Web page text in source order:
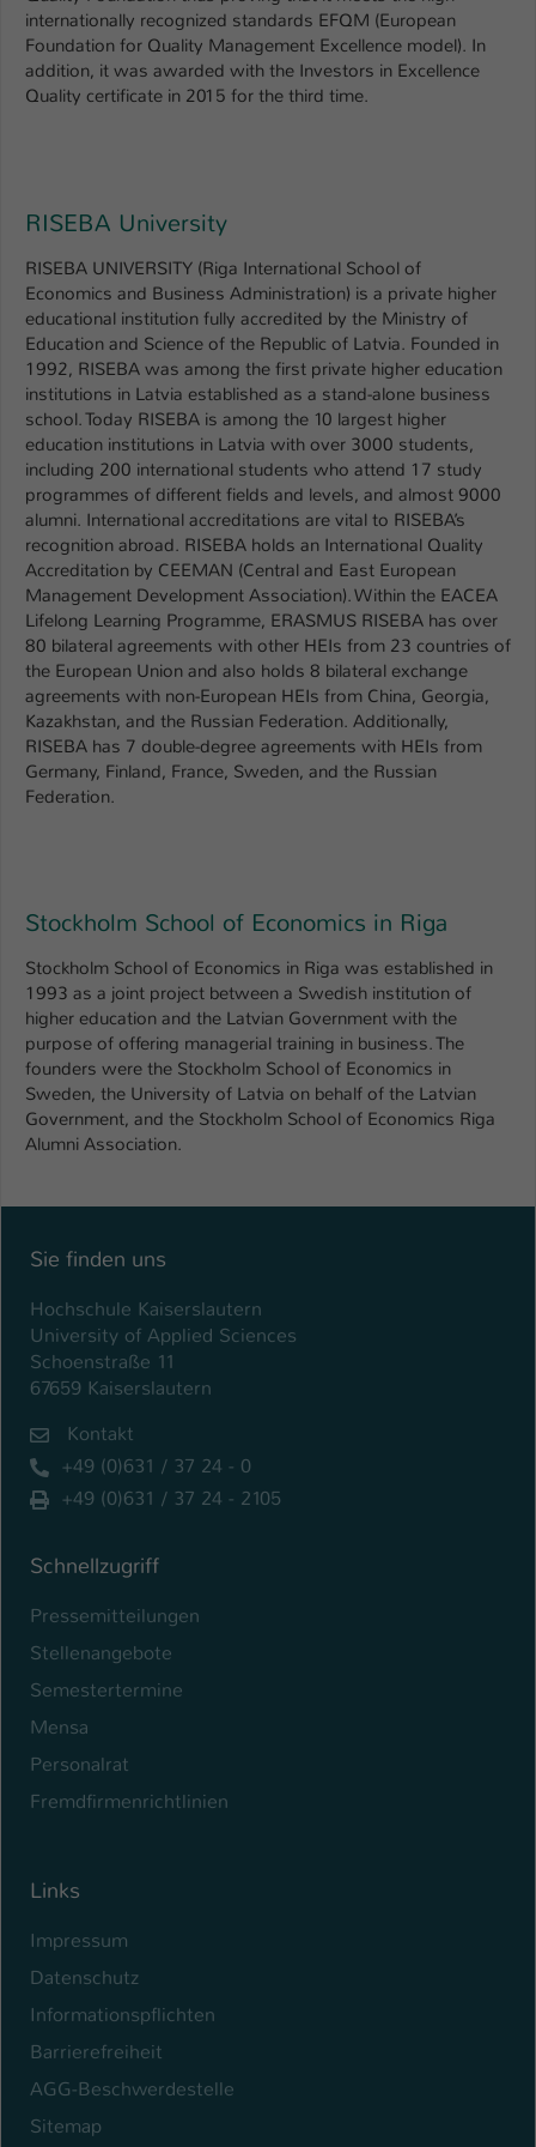
internationally recognized standards EFQM (European
Foundation for Quality Management Excellence model). In
addition, it was awarded with the Investors in Excellence
Quality certificate in 2015 for the third time.
RISEBA University
RISEBA UNIVERSITY (Riga International School of
Economics and Business Administration) is a private higher
educational institution fully accredited by the Ministry of
Education and Science of the Republic of Latvia. Founded in
1992, RISEBA was among the first private higher education
institutions in Latvia established as a stand-alone business
school. Today RISEBA is among the 10 largest higher
education institutions in Latvia with over 3000 students,
including 200 international students who attend 17 study
programmes of different fields and levels, and almost 9000
alumni. International accreditations are vital to RISEBA’s
recognition abroad. RISEBA holds an International Quality
Accreditation by CEEMAN (Central and East European
Management Development Association). Within the EACEA
Lifelong Learning Programme, ERASMUS RISEBA has over
80 bilateral agreements with other HEIs from 23 countries of
the European Union and also holds 8 bilateral exchange
agreements with non-European HEIs from China, Georgia,
Kazakhstan, and the Russian Federation. Additionally,
RISEBA has 7 double-degree agreements with HEIs from
Germany, Finland, France, Sweden, and the Russian
Federation.
Stockholm School of Economics in Riga
Stockholm School of Economics in Riga was established in
1993 as a joint project between a Swedish institution of
higher education and the Latvian Government with the
purpose of offering managerial training in business. The
founders were the Stockholm School of Economics in
Sweden, the University of Latvia on behalf of the Latvian
Government, and the Stockholm School of Economics Riga
Alumni Association.
Sie finden uns
Hochschule Kaiserslautern
University of Applied Sciences
Schoenstraße 11
67659 Kaiserslautern
Kontakt
+49 (0)631 / 37 24 - 0
+49 (0)631 / 37 24 - 2105
Schnellzugriff
Pressemitteilungen
Stellenangebote
Semestertermine
Mensa
Personalrat
Fremdfirmenrichtlinien
Links
Impressum
Datenschutz
Informationspflichten
Barrierefreiheit
AGG-Beschwerdestelle
Sitemap
Zweck
Einstellungen. Unter anderem eine zufällig
generierte ID, für die historische
Speicherung Ihrer vorgenommen
Einstellungen, falls der Webseiten-
Laufzeit 1 Woche
Zweck
Dieses Cookie ist ein Standard-Session-
Cookie von TYPO3. Es speichert im Fall
eines Intranet-Logins die Session-ID. So
kann der eingeloggte Benutzer
wiedererkannt werden und es wird ihm
Zugang zu geschützten Bereichen
gewährt.
Name be_typo_user
Anbieter TYPO3
Laufzeit 1 Tag
Zweck
Dieser Cookie teilt der Webseite mit, ob
ein Besucher im Typo3-Backend
angemeldet ist und Rechte besitzt diese